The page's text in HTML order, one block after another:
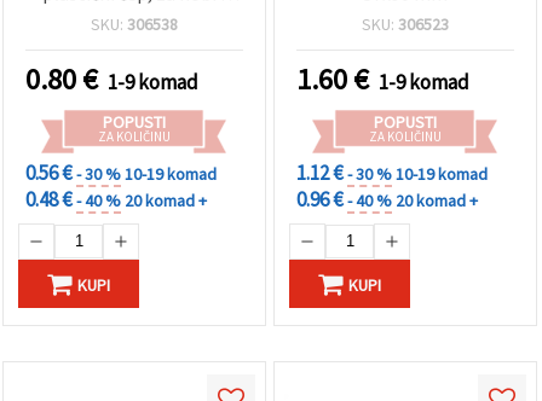
rukotvorine
SKU: 306538
0.80€ 1-9 komad
POPUSTI
ZA KOLIČINU
0.56 €- 30 %10-19 komad
0.48 €- 40 % 20 komad +
KUPI
SKU: 306523
1.60€ 1-9 komad
POPUSTI
ZA KOLIČINU
1.12 €- 30 %10-19 komad
0.96 €- 40 % 20 komad +
KUPI